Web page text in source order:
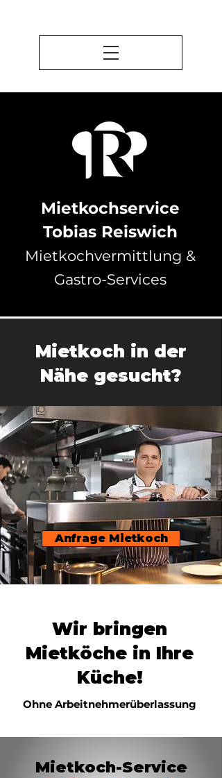
Mietkochservice
Tobias Reiswich
Mietkochvermittlung &
Gastro-Services
Mietkoch in der
Nähe gesucht?
Anfrage Mietkoch
Wir bringen
Mietköche in Ihre
Küche!
Ohne Arbeitnehmerüberlassung
Mietkoch-Service